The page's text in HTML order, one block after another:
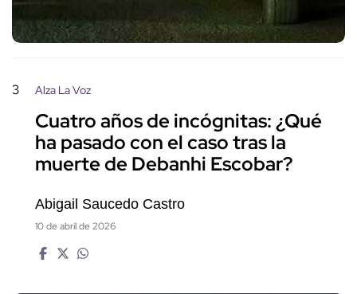
3 Alza La Voz
Cuatro años de incógnitas: ¿Qué
ha pasado con el caso tras la
muerte de Debanhi Escobar?
Abigail Saucedo Castro
10 de abril de 2026